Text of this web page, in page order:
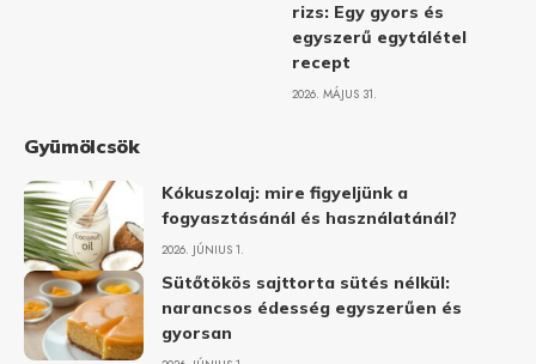
rizs: Egy gyors és
egyszerű egytálétel
recept
2026. MÁJUS 31.
Gyümölcsök
Kókuszolaj: mire figyeljünk a
fogyasztásánál és használatánál?
2026. JÚNIUS 1.
Sütőtökös sajttorta sütés nélkül:
narancsos édesség egyszerűen és
gyorsan